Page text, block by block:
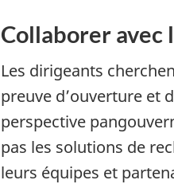
Collaborer avec
Les dirigeants
preuve d’ouverture et
perspective
pas les solutions de
leurs équipes et